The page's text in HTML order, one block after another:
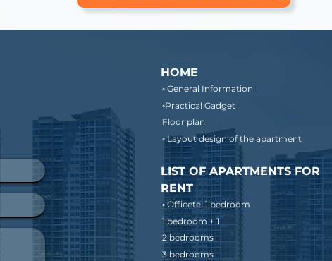
HOME
◦ General Information
◦Practical Gadget
Floor plan
◦ Layout design of the apartment
LIST OF APARTMENTS FOR
RENT
◦ Officetel 1 bedroom
1 bedroom + 1
2 bedrooms
3 bedrooms